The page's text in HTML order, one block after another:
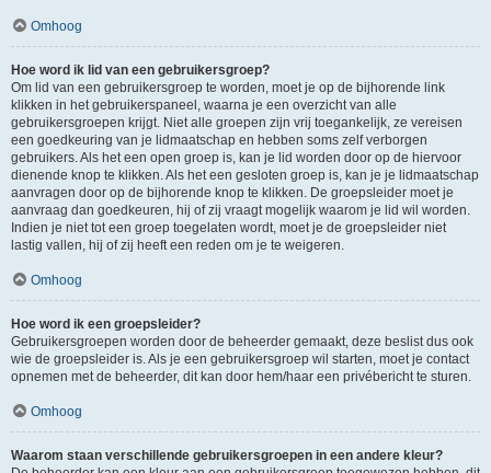
Omhoog
Hoe word ik lid van een gebruikersgroep?
Om lid van een gebruikersgroep te worden, moet je op de bijhorende link
klikken in het gebruikerspaneel, waarna je een overzicht van alle
gebruikersgroepen krijgt. Niet alle groepen zijn vrij toegankelijk, ze vereisen
een goedkeuring van je lidmaatschap en hebben soms zelf verborgen
gebruikers. Als het een open groep is, kan je lid worden door op de hiervoor
dienende knop te klikken. Als het een gesloten groep is, kan je je lidmaatschap
aanvragen door op de bijhorende knop te klikken. De groepsleider moet je
aanvraag dan goedkeuren, hij of zij vraagt mogelijk waarom je lid wil worden.
Indien je niet tot een groep toegelaten wordt, moet je de groepsleider niet
lastig vallen, hij of zij heeft een reden om je te weigeren.
Omhoog
Hoe word ik een groepsleider?
Gebruikersgroepen worden door de beheerder gemaakt, deze beslist dus ook
wie de groepsleider is. Als je een gebruikersgroep wil starten, moet je contact
opnemen met de beheerder, dit kan door hem/haar een privébericht te sturen.
Omhoog
Waarom staan verschillende gebruikersgroepen in een andere kleur?